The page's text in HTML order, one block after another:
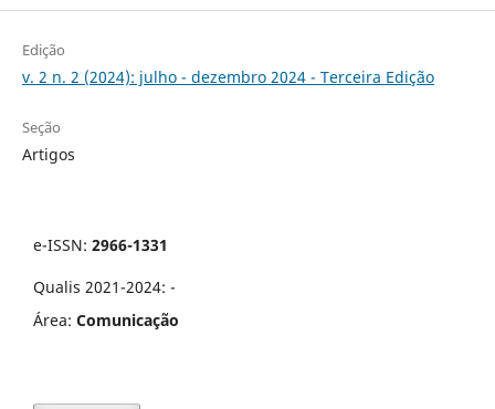
Edição
v. 2 n. 2 (2024): julho - dezembro 2024 - Terceira Edição
Seção
Artigos
e-ISSN: 2966-1331
Qualis 2021-2024: -
Área: Comunicação